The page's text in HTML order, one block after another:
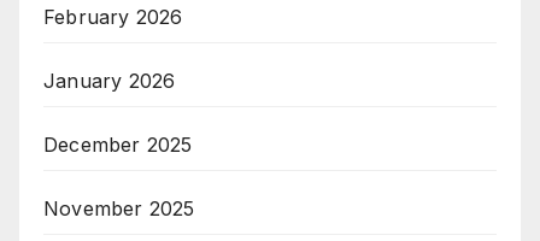
February 2026
January 2026
December 2025
November 2025